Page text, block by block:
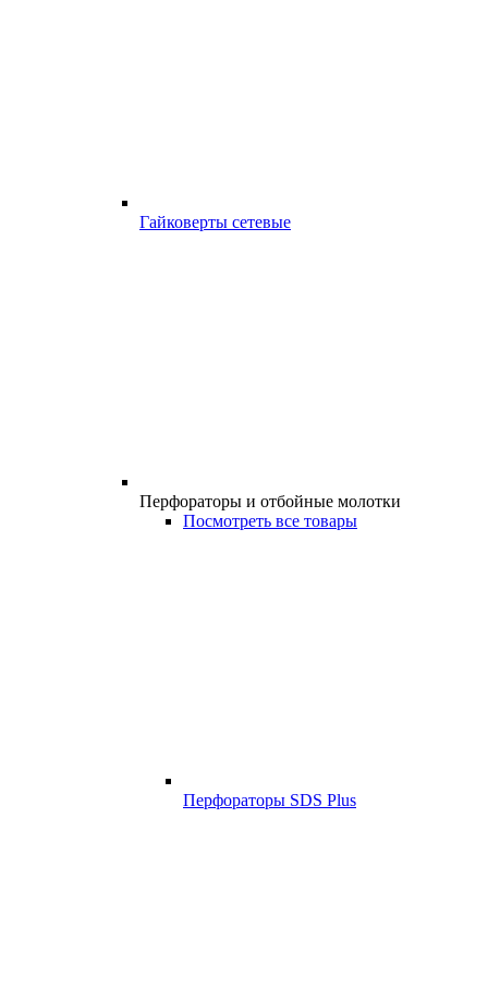
Гайковерты сетевые
Перфораторы и отбойные молотки
Посмотреть все товары
Перфораторы SDS Plus